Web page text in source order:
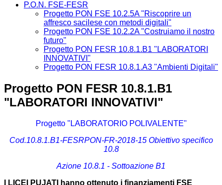
P.O.N. FSE-FESR
Progetto PON FSE 10.2.5A "Riscoprire un
affresco sacilese con metodi digitali"
Progetto PON FSE 10.2.2A "Costruiamo il nostro
futuro"
Progetto PON FESR 10.8.1.B1 "LABORATORI
INNOVATIVI"
Progetto PON FESR 10.8.1.A3 "Ambienti Digitali"
Progetto PON FESR 10.8.1.B1
"LABORATORI INNOVATIVI"
Progetto "LABORATORIO POLIVALENTE"
Cod.10.8.1.B1-FESRPON-FR-2018-15 Obiettivo specifico
10.8
Azione 10.8.1 - Sottoazione B1
I LICEI PUJATI hanno ottenuto i finanziamenti FSE